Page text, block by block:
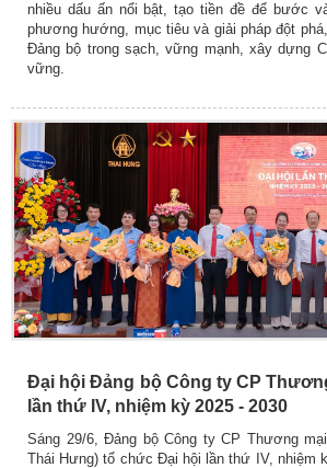
nhiều dấu ấn nổi bật, tạo tiền đề để bước
phương hướng, mục tiêu và giải pháp đột
Đảng bộ trong sạch, vững mạnh, xây dựng
vững.
Đại hội Đảng bộ Công ty CP
lần thứ IV, nhiệm kỳ 2025 - 2030
Sáng 29/6, Đảng bộ Công ty CP Thương
Thái Hưng) tổ chức Đại hội lần thứ IV, nhiệm